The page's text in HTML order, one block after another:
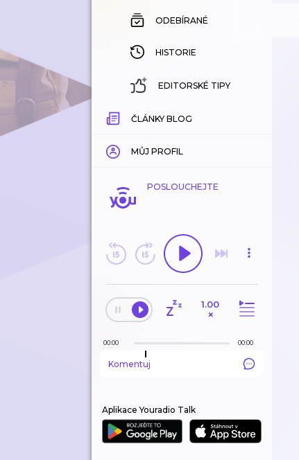
ODEBÍRANÉ
HISTORIE
EDITORSKÉ TIPY
ČLÁNKY BLOG
MŮJ PROFIL
POSLOUCHEJTE
1.00
×
00:00 00:00
Komentuj
Aplikace Youradio Talk